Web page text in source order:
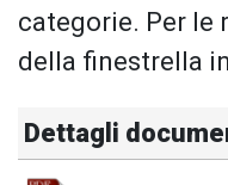
categorie. Per le
della finestrella
Dettagli